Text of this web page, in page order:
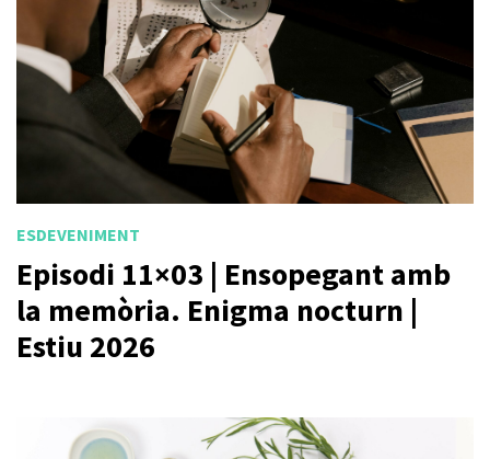
ESDEVENIMENT
Episodi 11×03 | Ensopegant amb
la memòria. Enigma nocturn |
Estiu 2026